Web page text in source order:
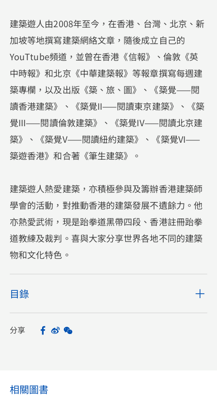
建築遊人由2008年至今，在香港、台灣、北京、新
加坡等地撰寫建築網絡文章，隨後成立自己的
YouTtube頻道，並曾在香港《信報》、倫敦《英
中時報》和北京《中華建築報》等報章撰寫每週建
築專欄，以及出版《築、旅、圖》、《築覺——閱
讀香港建築》、《築覺II——閱讀東京建築》、《築
覺III——閱讀倫敦建築》、《築覺IV——閱讀北京建
築》、《築覺V——閱讀紐約建築》、《築覺VI——
築遊香港》和合著《筆生建築》。
建築遊人熱愛建築，亦積極參與及籌辦香港建築師
學會的活動，對推動香港的建築發展不遺餘力。他
亦熱愛武術，現是跆拳道黑帶四段、香港註冊跆拳
道教練及裁判。喜與大家分享世界各地不同的建築
物和文化特色。
目錄
分享 Facebook
Sina Weibo
WeChat
相關圖書